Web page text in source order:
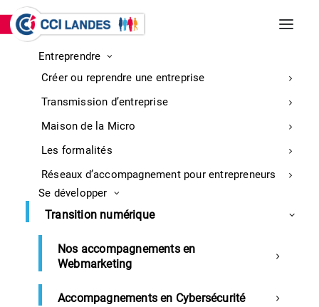
Entreprendre
Créer ou reprendre une entreprise
Transmission d’entreprise
Maison de la Micro
Les formalités
Réseaux d’accompagnement pour entrepreneurs
Se développer
Transition numérique
Nos accompagnements en
Webmarketing
Accompagnements en Cybersécurité
INCENDIES DE BISCARROSSE ET
PARENTIS-EN-BORN
informations sur la mobilisation
Accueil Revue de presse 18 juin 2021
Revue de presse du 18 juin 2021